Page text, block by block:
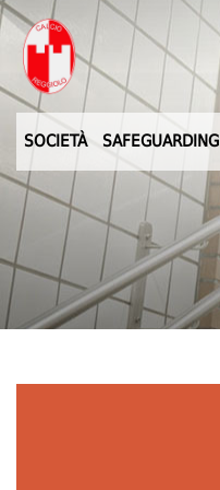
SOCIETÀ SAFEGUARDING